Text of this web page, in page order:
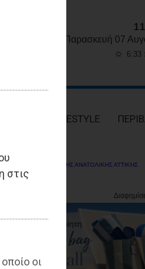
στις
οι
Παρασκευή 07
☼ 6:33
LIFESTYLE
ΔΗΜΟΤΗΣ ΑΝΑΤΟΛΙΚΗΣ ΑΤΤΙΚΗΣ